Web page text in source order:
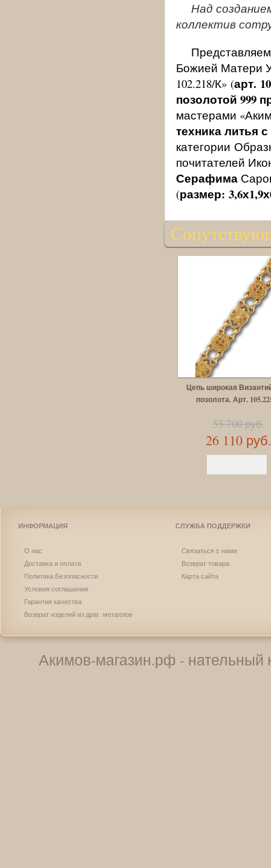
Над
коллектив
Божией Матери
102.218/К» (арт.
позолотой 999
мастерами
техника литья
категории
почитателей
Серафима
(размер:
Цепь широкая
позолота. Арт.
55 700 руб.
26 110 руб.
ИНФОРМАЦИЯ
О нас
Доставка и оплата
Политика Безопасности
Условия соглашения
Гарантия качества
Возврат изделий из драг. металлов
СЛУЖБА ПОДДЕРЖКИ
Связаться с нами
Возврат товара
Карта сайта
Акимов-магазин.рф - нательный